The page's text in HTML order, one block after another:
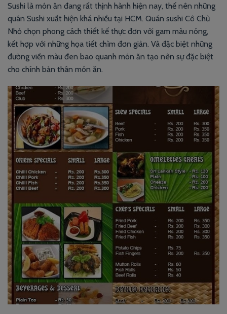
Sushi là món ăn đang rất thịnh hành hiện nay, thế nên những
quán Sushi xuất hiện khá nhiều tại HCM. Quán sushi Cô Chủ
Nhỏ chọn phong cách thiết kế thực đơn với gam màu nóng,
kết hợp với những họa tiết chìm đơn giản. Và đặc biệt những
đường viền màu đen bao quanh món ăn tạo nên sự đặc biệt
cho chính bản thân món ăn.